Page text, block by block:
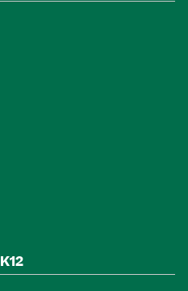
مدرسة أوهايو للتعلم الرقمي و K12